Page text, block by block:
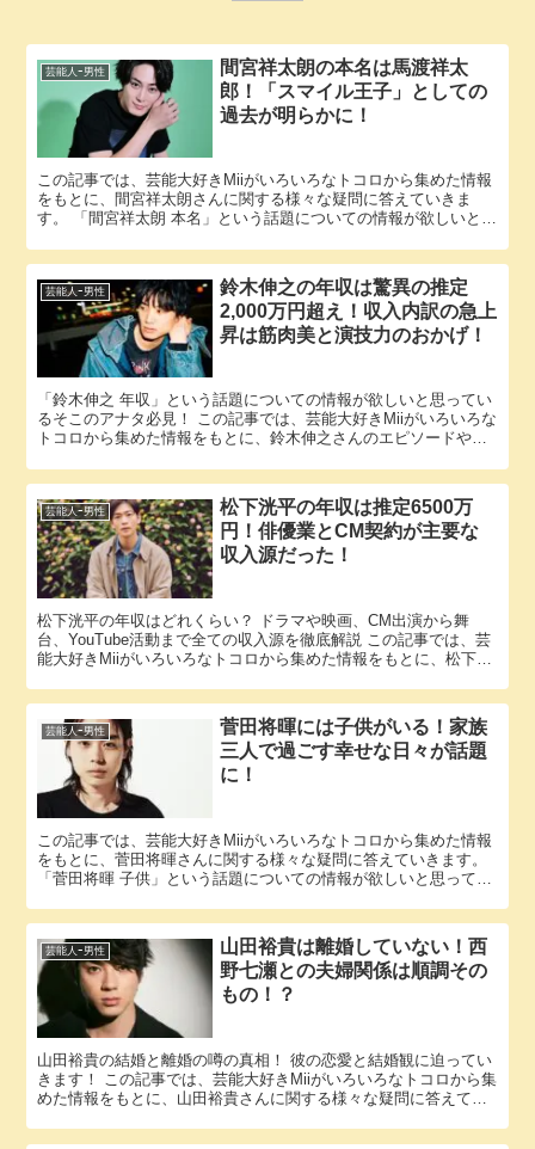
芸能人ｰ男性
間宮祥太朗の本名は馬渡祥太
郎！「スマイル王子」としての
過去が明らかに！
この記事では、芸能大好きMiiがいろいろなトコロから集めた情報
をもとに、間宮祥太朗さんに関する様々な疑問に答えていきま
す。 「間宮祥太朗 本名」という話題についての情報が欲しいと思
芸能人ｰ男性
鈴木伸之の年収は驚異の推定
2,000万円超え！収入内訳の急上
昇は筋肉美と演技力のおかげ！
「鈴木伸之 年収」という話題についての情報が欲しいと思ってい
るそこのアナタ必見！ この記事では、芸能大好きMiiがいろいろな
トコロから集めた情報をもとに、鈴木伸之さんのエピソードや年
芸能人ｰ男性
松下洸平の年収は推定6500万
円！俳優業とCM契約が主要な
収入源だった！
松下洸平の年収はどれくらい？ ドラマや映画、CM出演から舞
台、YouTube活動まで全ての収入源を徹底解説 この記事では、芸
能大好きMiiがいろいろなトコロから集めた情報をもとに、松下洸
芸能人ｰ男性
菅田将暉には子供がいる！家族
三人で過ごす幸せな日々が話題
に！
この記事では、芸能大好きMiiがいろいろなトコロから集めた情報
をもとに、菅田将暉さんに関する様々な疑問に答えていきます。
「菅田将暉 子供」という話題についての情報が欲しいと思ってい
芸能人ｰ男性
山田裕貴は離婚していない！西
野七瀬との夫婦関係は順調その
もの！？
山田裕貴の結婚と離婚の噂の真相！ 彼の恋愛と結婚観に迫ってい
きます！ この記事では、芸能大好きMiiがいろいろなトコロから集
めた情報をもとに、山田裕貴さんに関する様々な疑問に答えてい